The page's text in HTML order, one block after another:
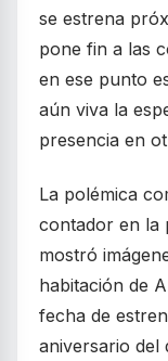
se estrena
pone fin a las
en ese punto
aún viva la
presencia en
La polémica
contador en la
mostró
habitación de
fecha de
aniversario del